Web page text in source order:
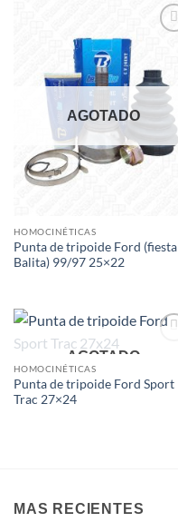
AGOTADO
HOMOCINÉTICAS
Punta de tripoide Ford (fiesta
Balita) 99/97 25×22
AGOTADO
HOMOCINÉTICAS
Punta de tripoide Ford Sport
Trac 27×24
MAS RECIENTES